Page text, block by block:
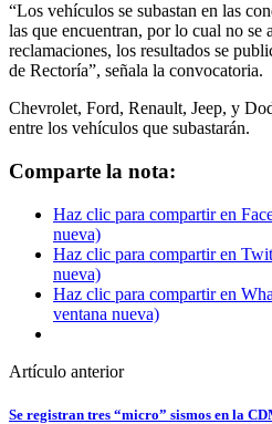
“Los vehículos se subastan en las
las que encuentran, por lo cual no se
reclamaciones, los resultados se
de Rectoría”, señala la convocatoria.
Chevrolet, Ford, Renault, Jeep, y
entre los vehículos que subastarán.
Comparte la nota:
Haz clic para compartir en
nueva)
Haz clic para compartir en
nueva)
Haz clic para compartir en
ventana nueva)
Artículo anterior
Se registran tres “micro” sismos en la